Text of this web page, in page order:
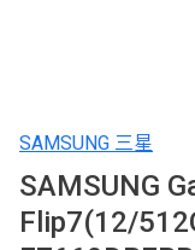
SAMSUNG 三星
SAMSUNG
Flip7(12/